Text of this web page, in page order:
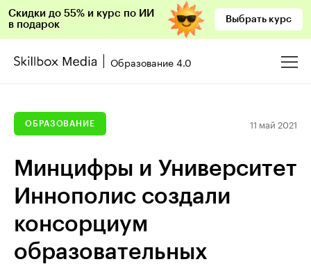
Скидки до 55% и курс по ИИ
в подарок
Выбрать курс
Образование 4.0
ОБРАЗОВАНИЕ 11 май 2021
Минцифры и Университет
Иннополис создали
консорциум
образовательных